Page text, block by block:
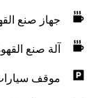
جهاز صنع
آلة صنع
موقف